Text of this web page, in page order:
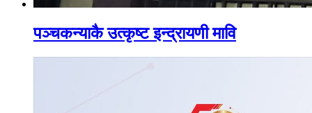
पञ्चकन्याकै उत्कृष्ट इन्द्रायणी मावि